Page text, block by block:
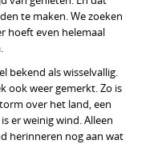
te maken. We zoeken
hoeft even helemaal
bekend als wisselvallig.
ook weer gemerkt. Zo is
over het land, een
er weinig wind. Alleen
herinneren nog aan wat